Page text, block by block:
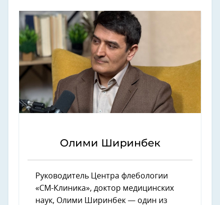
Олими Ширинбек
Руководитель Центра флебологии
«СМ-Клиника», доктор медицинских
наук, Олими Ширинбек — один из